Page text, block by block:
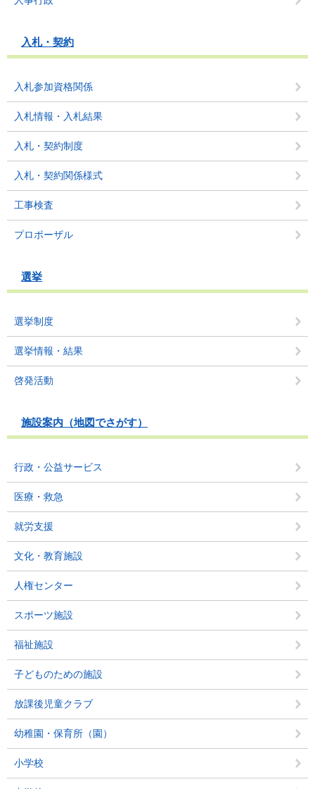
入札・契約
入札参加資格関係
入札情報・入札結果
入札・契約制度
入札・契約関係様式
工事検査
プロポーザル
選挙
選挙制度
選挙情報・結果
啓発活動
施設案内（地図でさがす）
行政・公益サービス
医療・救急
就労支援
文化・教育施設
人権センター
スポーツ施設
福祉施設
子どものための施設
放課後児童クラブ
幼稚園・保育所（園）
小学校